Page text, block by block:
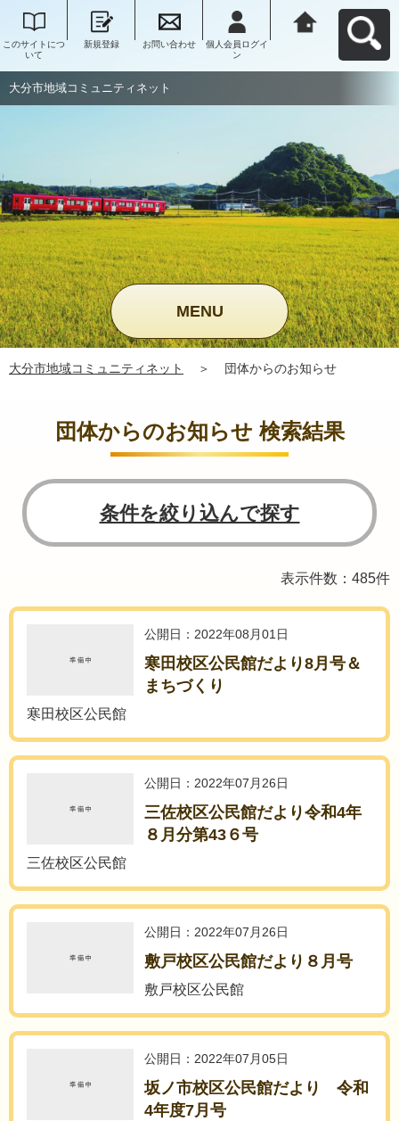
このサイトにつ
いて
新規登録 お問い合わせ
個人会員ログイ
ン
大分市地域コミュニティネット
MENU
大分市地域コミュニティネット ＞ 団体からのお知らせ
団体からのお知らせ 検索結果
条件を絞り込んで探す
表示件数：485件
公開日：2022年08月01日
寒田校区公民館だより8月号＆
まちづくり
寒田校区公民館
公開日：2022年07月26日
三佐校区公民館だより令和4年
８月分第43６号
三佐校区公民館
公開日：2022年07月26日
敷戸校区公民館だより８月号
敷戸校区公民館
公開日：2022年07月05日
坂ノ市校区公民館だより 令和
4年度7月号